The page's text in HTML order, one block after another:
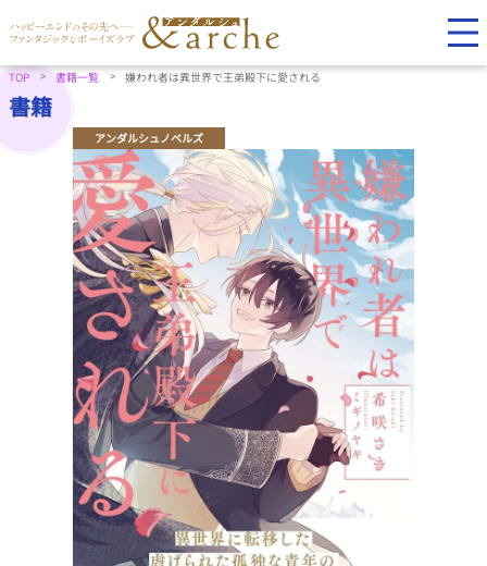
TOP 書籍一覧 嫌われ者は異世界で王弟殿下に愛される
書籍
アンダルシュノベルズ